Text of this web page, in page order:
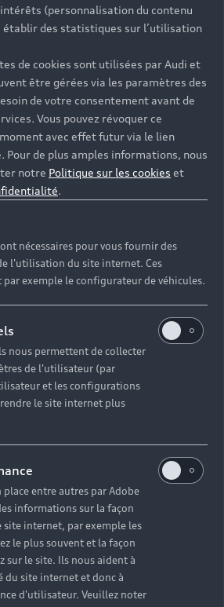
(personnalisation du contenu
établir des statistiques sur l’utilisation
de cookies sont utilisées par Audi et
être gérées via les paramètres des
de votre consentement avant de
Vous pouvez révoquer ce
avec effet futur via le lien
Pour de plus amples informations, nous
notre Politique sur les cookies et
.
nécessaires pour vous fournir des
l'utilisation du site internet. Ces
exemple le configurateur de véhicules.
nous permettent de collecter
de l'utilisateur (par
et les configurations
le site internet plus
place entre autres par Adobe
informations sur la façon
internet, par exemple les
le plus souvent et la façon
sur le site. Ils nous aident à
du site internet et donc à
d'utilisateur. Veuillez noter
Retour en haut
?
neufs
disponibles
Clients
Sourds et Malentendants
Audi
d'achat
Services
mon Audi
Officielle
Tous droits réservés.
Politique sur les cookies
Politique de confidentialité
d'alerte
en ligne